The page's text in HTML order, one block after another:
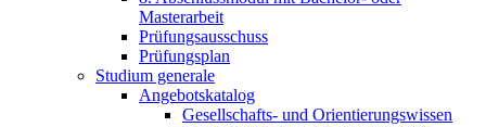
Masterarbeit
Prüfungsausschuss
Prüfungsplan
Studium generale
Angebotskatalog
Gesellschafts- und Orientierungswissen